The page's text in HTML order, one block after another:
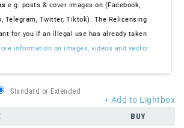
e.g. posts & cover images on (Facebook,
Telegram, Twitter, Tiktok). The Relicensing
for you if an illegal use has already taken
information on images, videos and vector
+ Add to Lightbox
Standard or Extended
BUY